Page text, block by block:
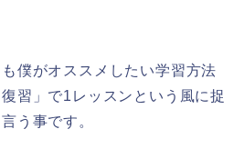
僕がオススメしたい学習方法
習」で1レッスンという風に捉
う事です。